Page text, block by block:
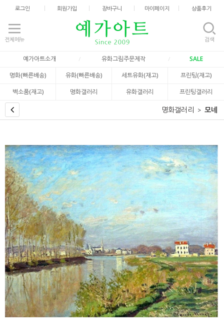
로그인 회원가입 장바구니 마이페이지 상품후기
전체메뉴 검색
예가아트소개 유화그림주문제작
SALE
명화(빠른배송)
유화(빠른배송) 세트유화(재고)
프린팅(재고)
벽소품(재고)
명화갤러리 유화갤러리 프린팅갤러리
명화갤러리 모네